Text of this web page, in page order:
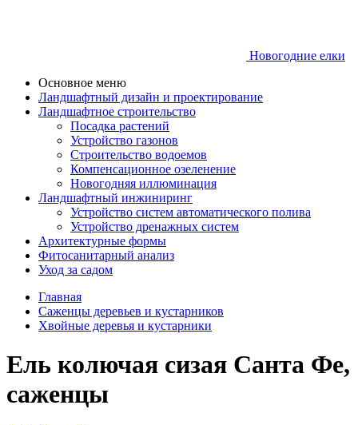
Новогодние елки
Основное меню
Ландшафтный дизайн и проектирование
Ландшафтное строительство
Посадка растений
Устройство газонов
Строительство водоемов
Компенсационное озеленение
Новогодняя иллюминация
Ландшафтный инжиниринг
Устройство систем автоматического полива
Устройство дренажных систем
Aрхитектурные формы
Фитосанитарный анализ
Уход за садом
Главная
Саженцы деревьев и кустарников
Хвойные деревья и кустарники
Ель колючая сизая Санта Фе,
саженцы